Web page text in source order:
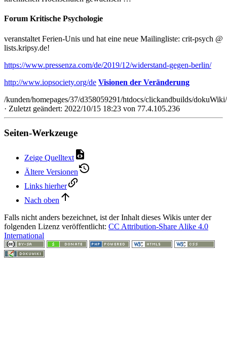
Forum Kritische Psychologie
veranstaltet Ferien-Unis und hat eine neue Mailingliste: crit-psych @
lists.kripsy.de!
https://www.pressenza.com/de/2019/12/widerstand-gegen-berlin/
http://www.iopsociety.org/de Visionen der Veränderung
/kunden/homepages/37/d358059291/htdocs/clickandbuilds/
· Zuletzt geändert: 2022/10/15 18:23 von 77.4.105.236
Seiten-Werkzeuge
Zeige Quelltext
Ältere Versionen
Links hierher
Nach oben
Falls nicht anders bezeichnet, ist der Inhalt dieses Wikis unter der
folgenden Lizenz veröffentlicht: CC Attribution-Share Alike 4.0
International